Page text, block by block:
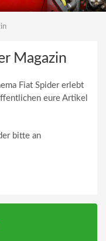
Magazin
Fiat Spider erlebt
eure Artikel
bitte an